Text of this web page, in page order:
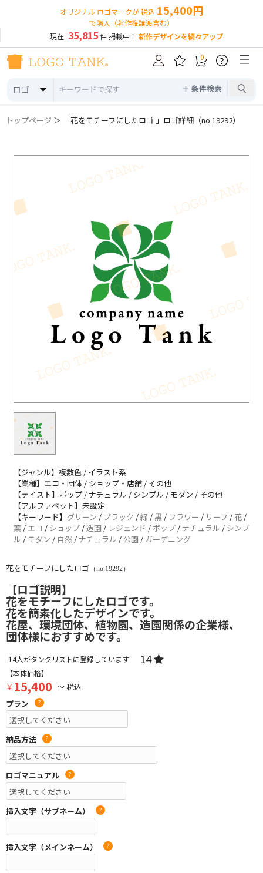
オリジナル ロゴマークが 税込 15,400円
で購入（著作権譲渡含む）
現在 35,815件 掲載中！ 新作デザインを続々アップ
ロゴ ＋ 条件検索
0 ?
トップページ ＞ 「花をモチーフにしたロゴ 」ロゴ詳細（no.19292）
【ジャンル】複数色 / イラスト系
【業種】エコ・団体 / ショップ・店舗 / その他
【テイスト】ポップ / ナチュラル / シンプル / モダン / その他
【アルファベット】未設定
【キーワード】 グリーン / ブラック /緑 /黒 / フラワー / リーフ /花 /
葉 / エコ / ショップ /造園 / レジェンド / ポップ / ナチュラル / シンプ
ル / モダン / 自然 / ナチュラル / 公園 / ガーデニング
花をモチーフにしたロゴ （no.19292）
【ロゴ説明】
花をモチーフにしたロゴです。
花を簡素化したデザインです。
花屋、環境団体、植物園、造園関係の企業様、
団体様におすすめです。
14人がタンクリストに登録しています 14
【本体価格】
￥ 15,400 ～ 税込
プラン
?
納品方法 ?
ロゴマニュアル ?
挿入文字（サブネーム） ?
挿入文字（メインネーム） ?